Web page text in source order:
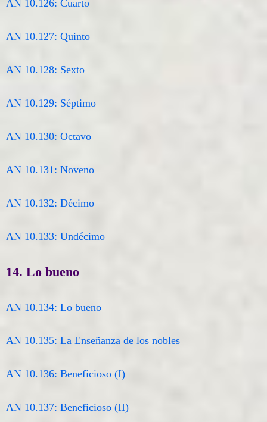
AN 10.126: Cuarto
AN 10.127: Quinto
AN 10.128: Sexto
AN 10.129: Séptimo
AN 10.130: Octavo
AN 10.131: Noveno
AN 10.132: Décimo
AN 10.133: Undécimo
14. Lo bueno
AN 10.134: Lo bueno
AN 10.135: La Enseñanza de los nobles
AN 10.136: Beneficioso (I)
AN 10.137: Beneficioso (II)